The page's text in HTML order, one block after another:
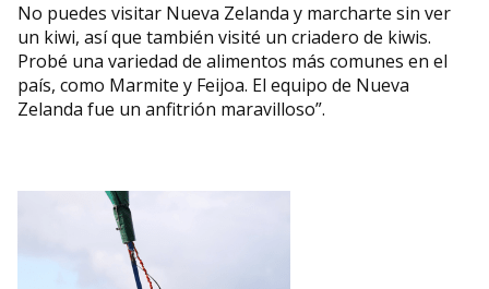
No puedes visitar Nueva Zelanda y marcharte sin ver
un kiwi, así que también visité un criadero de kiwis.
Probé una variedad de alimentos más comunes en el
país, como Marmite y Feijoa. El equipo de Nueva
Zelanda fue un anfitrión maravilloso”.